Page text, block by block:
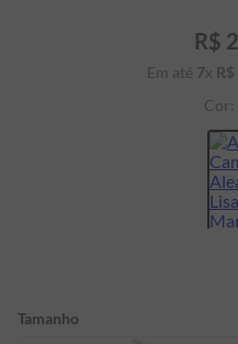
R$
Em até 7x R$
Cor:
Tamanho